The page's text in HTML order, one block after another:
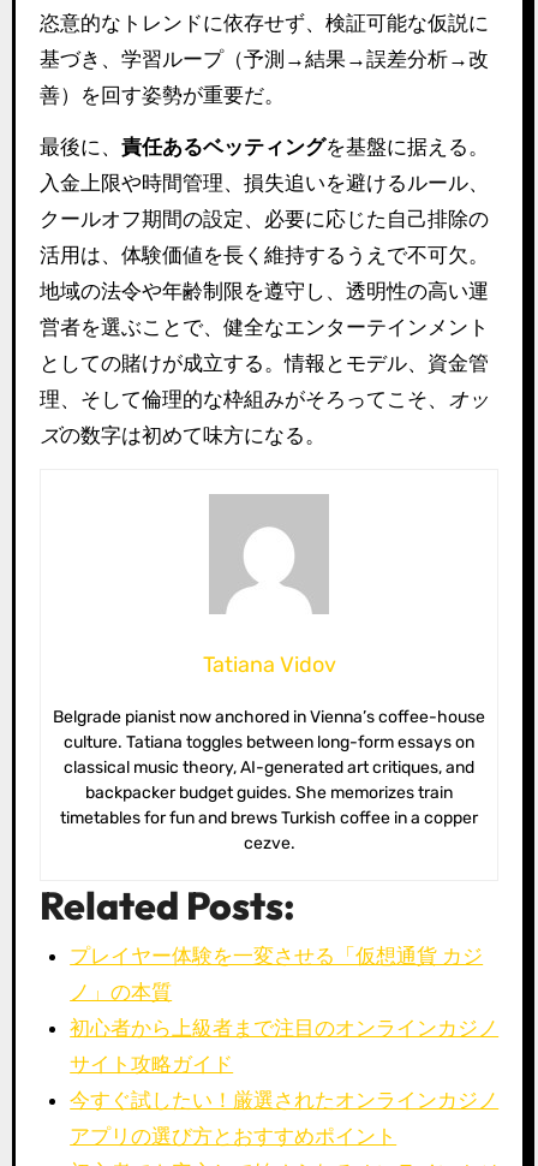
恣意的なトレンドに依存せず、検証可能な仮説に
基づき、学習ループ（予測→結果→誤差分析→改
善）を回す姿勢が重要だ。
最後に、 責任あるベッティングを基盤に据える。
入金上限や時間管理、損失追いを避けるルール、
クールオフ期間の設定、必要に応じた自己排除の
活用は、体験価値を長く維持するうえで不可欠。
地域の法令や年齢制限を遵守し、透明性の高い運
営者を選ぶことで、健全なエンターテインメント
としての賭けが成立する。情報とモデル、資金管
理、そして倫理的な枠組みがそろってこそ、 オッ
ズの数字は初めて味方になる。
Tatiana Vidov
Belgrade pianist now anchored in Vienna’s coffee-house
culture. Tatiana toggles between long-form essays on
classical music theory, AI-generated art critiques, and
backpacker budget guides. She memorizes train
timetables for fun and brews Turkish coffee in a copper
cezve.
Related Posts:
プレイヤー体験を一変させる「仮想通貨 カジ
ノ」の本質
初心者から上級者まで注目のオンラインカジノ
サイト攻略ガイド
今すぐ試したい！厳選されたオンラインカジノ
アプリの選び方とおすすめポイント